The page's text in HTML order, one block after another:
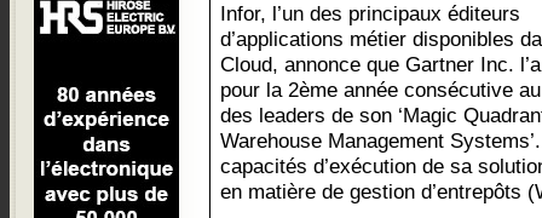
Infor, l’un des principaux éditeurs
d’applications métier disponibles
Cloud, annonce que Gartner Inc.
pour la 2ème année consécutive
des leaders de son ‘Magic
Warehouse Management
capacités d’exécution de sa
en matière de gestion d’entrepôts